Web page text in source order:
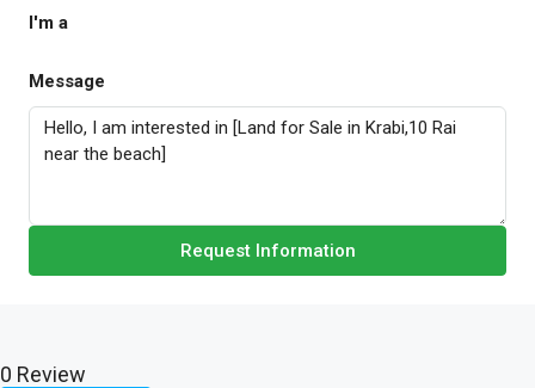
I'm a
Message
Request Information
0 Review